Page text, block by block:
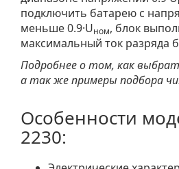
подключить батарею с
меньше 0.9·Uном, блок
максимальный ток разряда
Подробнее о том, как
а так же примеры подбора
Особенности
2230: